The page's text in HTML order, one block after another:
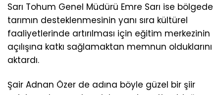
Sarı Tohum Genel Müdürü Emre Sarı ise bölgede
tarımın desteklenmesinin yanı sıra kültürel
faaliyetlerinde artırılması için eğitim merkezinin
açılışına katkı sağlamaktan memnun olduklarını
aktardı.
Şair Adnan Özer de adına böyle güzel bir şiir